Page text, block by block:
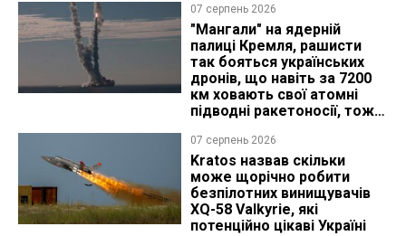
07 серпень 2026
"Мангали" на ядерній
палиці Кремля, рашисти
так бояться українських
дронів, що навіть за 7200
км ховають свої атомні
підводні ракетоносії, тож
07 серпень 2026
Kratos назвав скільки
може щорічно робити
безпілотних винищувачів
XQ-58 Valkyrie, які
потенційно цікаві Україні